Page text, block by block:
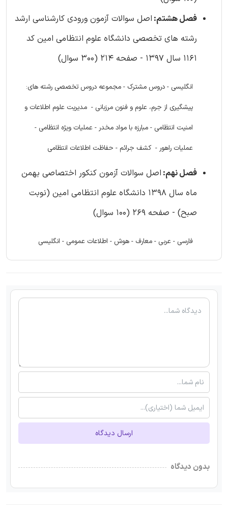
فصل هشتم: اصل سوالات آزمون ورودی کارشناسی ارشد
رشته های تخصصی دانشگاه علوم انتظامی امین کد
1161 سال 1397 - صفحه 214 (300 سوال)
انگلیسی - دروس مشترک - مجموعه دروس تخصصی رشته های:
پیشگیری از جرم، علوم و فنون مرزبانی - مدیریت علوم اطلاعات و
امنیت انتظامی - مبارزه با مواد مخدر - عملیات ویژه انتظامی -
عملیات راهور - کشف جرائم - حفاظت اطلاعات انتظامی
فصل نهم: اصل سوالات آزمون کنکور اختصاصی بهمن
ماه سال 1398 دانشگاه علوم انتظامی امین (نوبت
صبح) - صفحه 269 (100 سوال)
فارسی - عربی - معارف - هوش - اطلاعات عمومی - انگلیسی
ارسال دیدگاه
بدون دیدگاه